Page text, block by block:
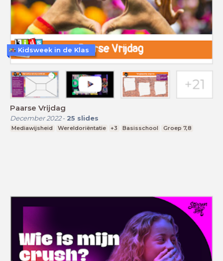
Paarse Vrijdag
December 2022- 25 slides
Mediawijsheid Wereldoriëntatie +3 Basisschool Groep 7,8
Kidsweek in de Klas